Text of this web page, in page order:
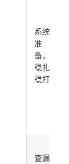
系统
准
备，
稳扎
稳打
查漏